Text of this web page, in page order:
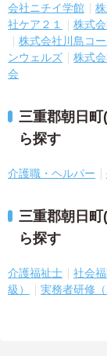
会社ニチイ学館
社ケア２１
株式
株式会社川島コ
ンウェルズ
株式
会
三重郡朝日
ら探す
介護職・ヘルパー
三重郡朝日
ら探す
介護福祉士 社会
級）
実務者研修